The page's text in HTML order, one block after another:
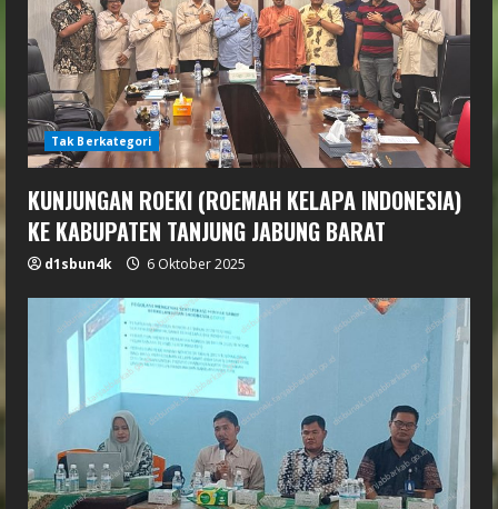
Tak Berkategori
KUNJUNGAN ROEKI (ROEMAH KELAPA INDONESIA)
KE KABUPATEN TANJUNG JABUNG BARAT
d1sbun4k 6 Oktober 2025